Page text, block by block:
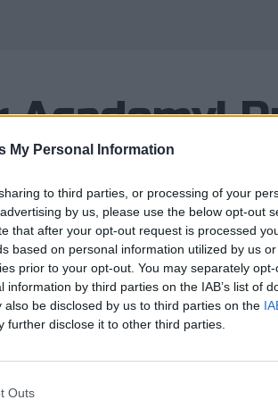
My Personal Information
to third parties, or processing of your
by us, please use the below opt-out
that after your opt-out request is processed
based on personal information utilized by us
prior to your opt-out. You may separately
by third parties on the IAB’s list of
be disclosed by us to third parties on the
further disclose it to other third parties.
Outs
Academy!
w ramach Dr
oddzielny ladder.